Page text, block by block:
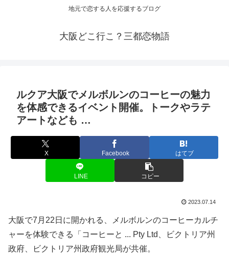
地元で恋する人を応援するブログ
大阪どこ行こ？三都恋物語
ルクア大阪でメルボルンのコーヒーの魅力
を体感できるイベント開催。トークやラテ
アートなども …
X Facebook はてブ
LINE コピー
2023.07.14
大阪で7月22日に開かれる、メルボルンのコーヒーカルチ
ャーを体験できる「コーヒーと ... Pty Ltd、ビクトリア州
政府、ビクトリア州政府観光局が共催。